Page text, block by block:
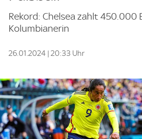
Rekord: Chelsea zahlt 450.000
Kolumbianerin
26.01.2024 | 20:33 Uhr